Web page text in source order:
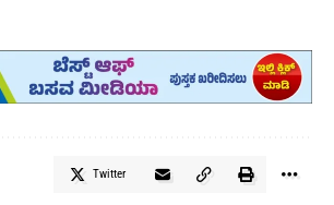
Twitter